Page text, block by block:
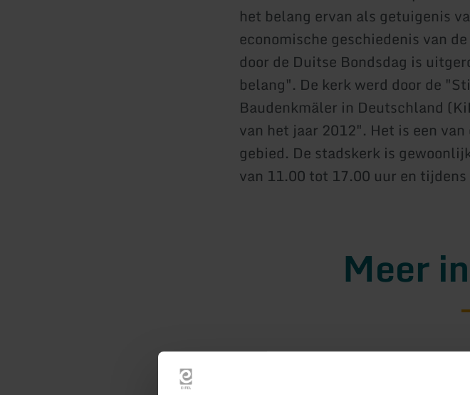
het belang ervan als getuigenis
economische geschiedenis van
door de Duitse Bondsdag is
belang". De kerk werd door de
Baudenkmäler in Deutschland
van het jaar 2012". Het is een
gebied. De stadskerk is
van 11.00 tot 17.00 uur en
Meer